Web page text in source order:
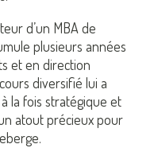
d’un MBA de
plusieurs années
et en direction
diversifié lui a
la fois stratégique et
atout précieux pour